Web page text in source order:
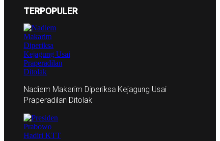
TERPOPULER
Nadiem Makarim Diperiksa Kejagung Usai
Praperadilan Ditolak